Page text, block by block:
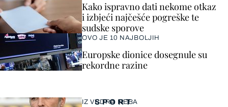
SPORT
IZ VEDRA NEBA
Kako ispravno dati nekome otkaz
i izbjeći najčešće pogreške te
sudske sporove
OVO JE 10 NAJBOLJIH
Europske dionice dosegnule su
rekordne razine